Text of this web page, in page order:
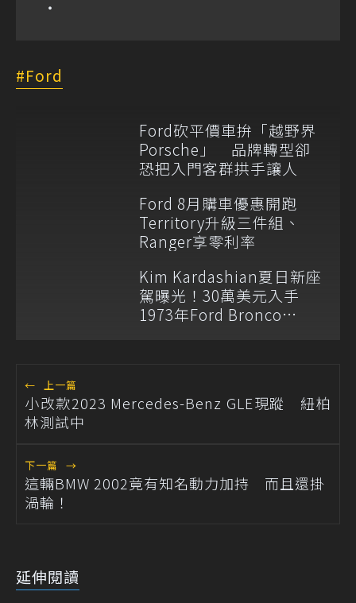
Ford
Ford砍平價車拚「越野界
Porsche」 品牌轉型卻
恐把入門客群拱手讓人
Ford 8月購車優惠開跑
Territory升級三件組、
Ranger享零利率
Kim Kardashian夏日新座
駕曝光！30萬美元入手
1973年Ford Bronco
← 上一篇
小改款2023 Mercedes-Benz GLE現蹤 紐柏
林測試中
下一篇 →
這輛BMW 2002竟有知名動力加持 而且還掛
渦輪！
延伸閱讀